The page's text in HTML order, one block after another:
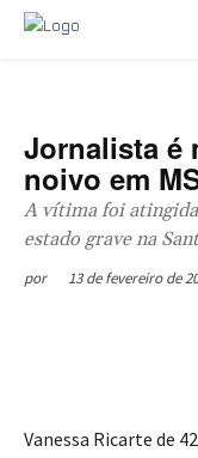
Jornalista é
noivo em
A vítima foi
estado grave na
por 13 de fevereiro de
Vanessa Ricarte de